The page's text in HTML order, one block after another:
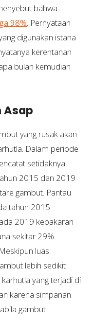
bahwa
98%. Pernyataan
digunakan istana
kerentanan
bulan kemudian
Asap
yang rusak akan
Dalam periode
setidaknya
2015 dan 2019
gambut. Pantau
tahun 2015
2019 kebakaran
sekitar 29%
luas
lebih sedikit
yang terjadi di
karena simpanan
gambut